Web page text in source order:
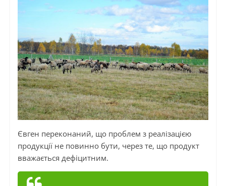
Євген переконаний, що проблем з реалізацією
продукції не повинно бути, через те, що продукт
вважається дефіцитним.